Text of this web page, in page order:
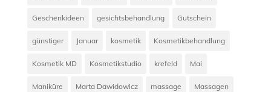
Geschenkideen gesichtsbehandlung Gutschein
günstiger Januar kosmetik Kosmetikbehandlung
Kosmetik MD Kosmetikstudio krefeld Mai
Maniküre Marta Dawidowicz massage Massagen